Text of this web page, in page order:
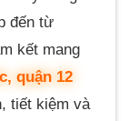
đến từ
kết mang
quận 12
tiết kiệm và